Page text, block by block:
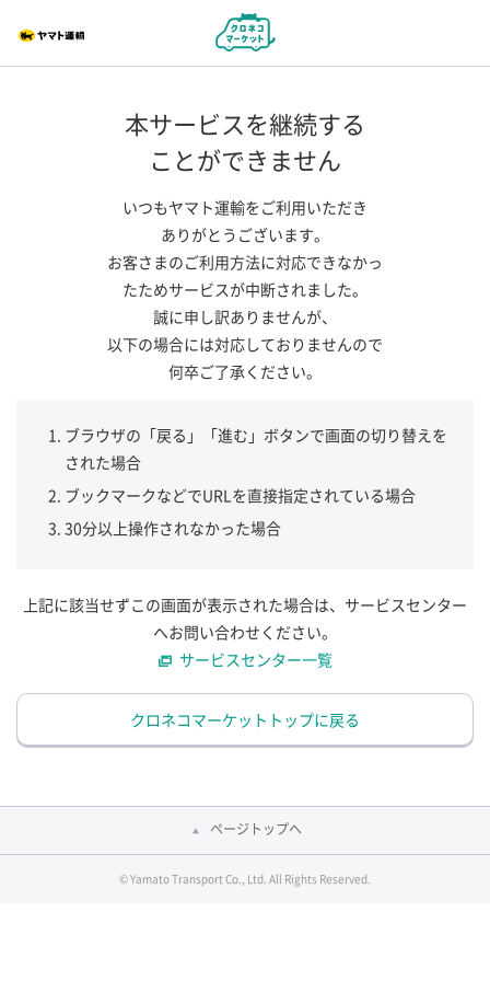
本サービスを継続する
ことができません
いつもヤマト運輸をご利用いただき
ありがとうございます。
お客さまのご利用方法に対応できなかっ
たためサービスが中断されました。
誠に申し訳ありませんが、
以下の場合には対応しておりませんので
何卒ご了承ください。
ブラウザの「戻る」「進む」ボタンで画面の切り替えを
された場合
ブックマークなどでURLを直接指定されている場合
30分以上操作されなかった場合
上記に該当せずこの画面が表示された場合は、サービスセンター
へお問い合わせください。
サービスセンター一覧
クロネコマーケットトップに戻る
ページトップへ
© Yamato Transport Co., Ltd. All Rights Reserved.